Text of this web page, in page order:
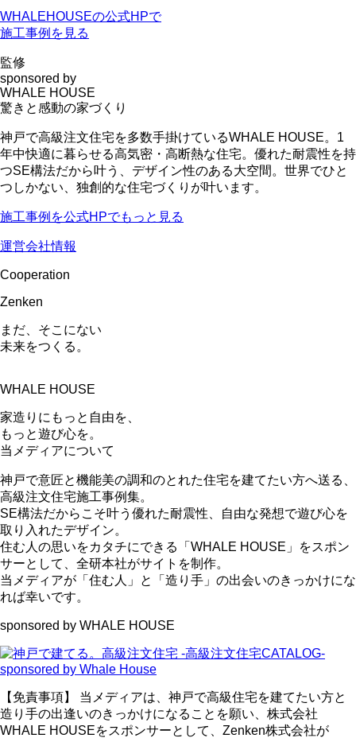
WHALEHOUSEの公式HPで
施工事例を見る
監修
sponsored by
WHALE HOUSE
驚きと感動の家づくり
神戸で高級注文住宅を多数手掛けているWHALE HOUSE。1
年中快適に暮らせる高気密・高断熱な住宅。優れた耐震性を持
つSE構法だから叶う、デザイン性のある大空間。世界でひと
つしかない、独創的な住宅づくりが叶います。
施工事例を公式HPでもっと見る
運営会社情報
Cooperation
Zenken
まだ、そこにない
未来をつくる。
WHALE HOUSE
家造りにもっと自由を、
もっと遊び心を。
当メディアについて
神戸で意匠と機能美の調和のとれた住宅を建てたい方へ送る、
高級注文住宅施工事例集。
SE構法だからこそ叶う優れた耐震性、自由な発想で遊び心を
取り入れたデザイン。
住む人の思いをカタチにできる「WHALE HOUSE」をスポン
サーとして、全研本社がサイトを制作。
当メディアが「住む人」と「造り手」の出会いのきっかけにな
れば幸いです。
sponsored by WHALE HOUSE
【免責事項】
当メディアは、神戸で高級住宅を建てたい方と
造り手の出逢いのきっかけになることを願い、株式会社
WHALE HOUSEをスポンサーとして、Zenken株式会社が